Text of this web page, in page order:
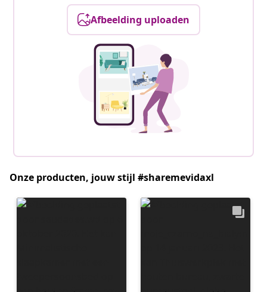
Afbeelding uploaden
Onze producten, jouw stijl #sharemevidaxl